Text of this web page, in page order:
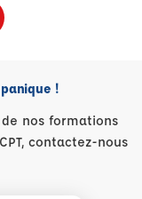
!
nos formations
contactez-nous